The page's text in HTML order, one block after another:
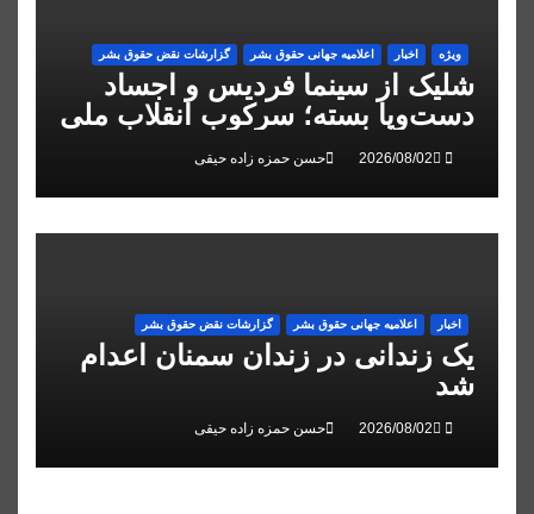
ویژه اخبار اعلاميه جهانی حقوق بشر گزارشات نقض حقوق بشر
شلیک از سینما فردیس و اجساد
دست‌وپا بسته؛ سرکوب انقلاب ملی
در البرز
حسن حمزه زاده حیقی
اخبار اعلاميه جهانی حقوق بشر گزارشات نقض حقوق بشر
یک زندانی در زندان سمنان اعدام
شد
حسن حمزه زاده حیقی